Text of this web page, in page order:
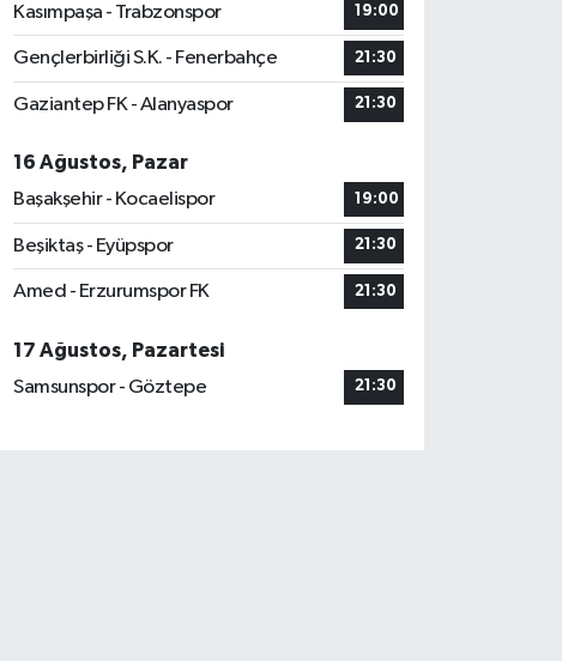
Kasımpaşa - Trabzonspor 19:00
Gençlerbirliği S.K. - Fenerbahçe 21:30
Gaziantep FK - Alanyaspor 21:30
16 Ağustos, Pazar
Başakşehir - Kocaelispor
19:00
Beşiktaş - Eyüpspor 21:30
Amed - Erzurumspor FK 21:30
17 Ağustos, Pazartesi
Samsunspor - Göztepe
21:30